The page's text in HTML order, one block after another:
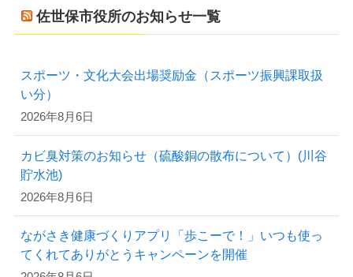
佐世保市役所のお知らせ一覧
スポーツ・文化大会出場奨励金（スポーツ振興課取扱
い分）
2026年8月6日
カビ臭対策のお知らせ（硫酸銅の散布について）(川谷
貯水池)
2026年8月6日
ながさき健康づくりアプリ「歩こーで！」いつも使っ
てくれてありがとうキャンペーンを開催